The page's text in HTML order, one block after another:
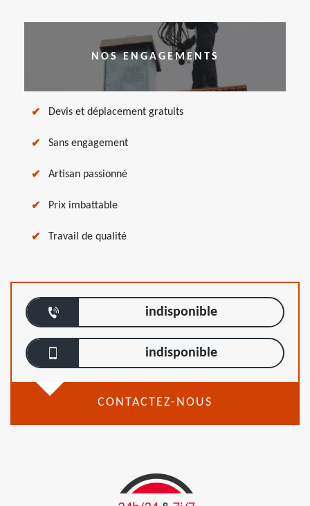
NOS ENGAGEMENTS
Devis et déplacement gratuits
Sans engagement
Artisan passionné
Prix imbattable
Travail de qualité
indisponible
indisponible
CONTACTEZ-NOUS